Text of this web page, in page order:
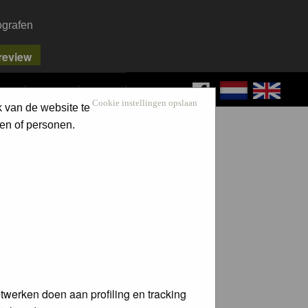
SEARCH LOG IN
Cookie instellingen opslaan
van de website te
of personen.
doen aan profiling en tracking